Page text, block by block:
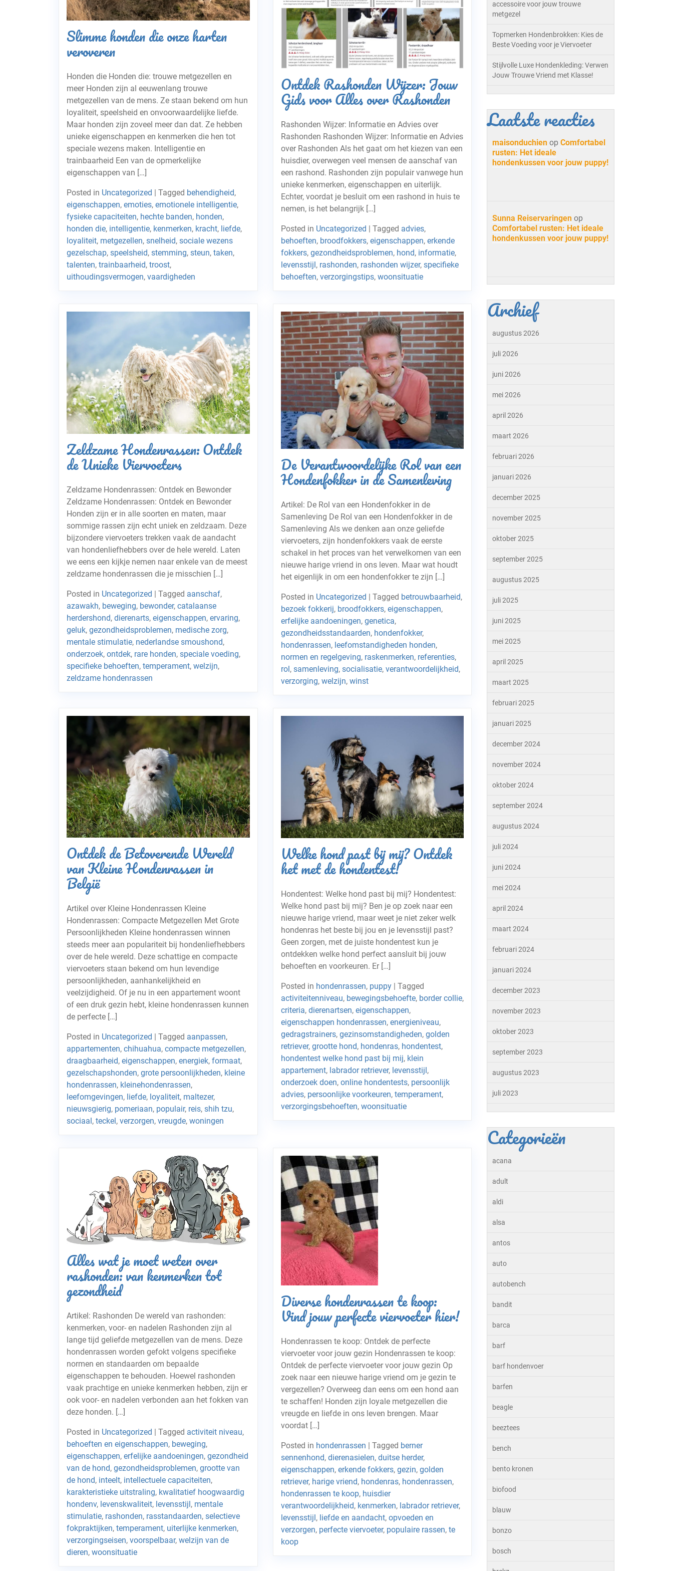
Slimme honden die onze harten
veroveren
Honden die Honden die: trouwe metgezellen en
meer Honden zijn al eeuwenlang trouwe
metgezellen van de mens. Ze staan bekend om hun
loyaliteit, speelsheid en onvoorwaardelijke liefde.
Maar honden zijn zoveel meer dan dat. Ze hebben
unieke eigenschappen en kenmerken die hen tot
speciale wezens maken. Intelligentie en
trainbaarheid Een van de opmerkelijke
eigenschappen van […]
Posted in Uncategorized | Tagged behendigheid,
eigenschappen, emoties, emotionele intelligentie,
fysieke capaciteiten, hechte banden, honden,
honden die, intelligentie, kenmerken, kracht, liefde,
loyaliteit, metgezellen, snelheid, sociale wezens
gezelschap, speelsheid, stemming, steun, taken,
talenten, trainbaarheid, troost,
uithoudingsvermogen, vaardigheden
Ontdek Rashonden Wijzer: Jouw
Gids voor Alles over Rashonden
Rashonden Wijzer: Informatie en Advies over
Rashonden Rashonden Wijzer: Informatie en Advies
over Rashonden Als het gaat om het kiezen van een
huisdier, overwegen veel mensen de aanschaf van
een rashond. Rashonden zijn populair vanwege hun
unieke kenmerken, eigenschappen en uiterlijk.
Echter, voordat je besluit om een rashond in huis te
nemen, is het belangrijk […]
Posted in Uncategorized | Tagged advies,
behoeften, broodfokkers, eigenschappen, erkende
fokkers, gezondheidsproblemen, hond, informatie,
levensstijl, rashonden, rashonden wijzer, specifieke
behoeften, verzorgingstips, woonsituatie
Zeldzame Hondenrassen: Ontdek
de Unieke Viervoeters
Zeldzame Hondenrassen: Ontdek en Bewonder
Zeldzame Hondenrassen: Ontdek en Bewonder
Honden zijn er in alle soorten en maten, maar
sommige rassen zijn echt uniek en zeldzaam. Deze
bijzondere viervoeters trekken vaak de aandacht
van hondenliefhebbers over de hele wereld. Laten
we eens een kijkje nemen naar enkele van de meest
zeldzame hondenrassen die je misschien […]
Posted in Uncategorized | Tagged aanschaf,
azawakh, beweging, bewonder, catalaanse
herdershond, dierenarts, eigenschappen, ervaring,
geluk, gezondheidsproblemen, medische zorg,
mentale stimulatie, nederlandse smoushond,
onderzoek, ontdek, rare honden, speciale voeding,
specifieke behoeften, temperament, welzijn,
zeldzame hondenrassen
De Verantwoordelijke Rol van een
Hondenfokker in de Samenleving
Artikel: De Rol van een Hondenfokker in de
Samenleving De Rol van een Hondenfokker in de
Samenleving Als we denken aan onze geliefde
viervoeters, zijn hondenfokkers vaak de eerste
schakel in het proces van het verwelkomen van een
nieuwe harige vriend in ons leven. Maar wat houdt
het eigenlijk in om een hondenfokker te zijn […]
Posted in Uncategorized | Tagged betrouwbaarheid,
bezoek fokkerij, broodfokkers, eigenschappen,
erfelijke aandoeningen, genetica,
gezondheidsstandaarden, hondenfokker,
hondenrassen, leefomstandigheden honden,
normen en regelgeving, raskenmerken, referenties,
rol, samenleving, socialisatie, verantwoordelijkheid,
verzorging, welzijn, winst
Ontdek de Betoverende Wereld
van Kleine Hondenrassen in
België
Artikel over Kleine Hondenrassen Kleine
Hondenrassen: Compacte Metgezellen Met Grote
Persoonlijkheden Kleine hondenrassen winnen
steeds meer aan populariteit bij hondenliefhebbers
over de hele wereld. Deze schattige en compacte
viervoeters staan bekend om hun levendige
persoonlijkheden, aanhankelijkheid en
veelzijdigheid. Of je nu in een appartement woont
of een druk gezin hebt, kleine hondenrassen kunnen
de perfecte […]
Posted in Uncategorized | Tagged aanpassen,
appartementen, chihuahua, compacte metgezellen,
draagbaarheid, eigenschappen, energiek, formaat,
gezelschapshonden, grote persoonlijkheden, kleine
hondenrassen, kleinehondenrassen,
leefomgevingen, liefde, loyaliteit, maltezer,
nieuwsgierig, pomeriaan, populair, reis, shih tzu,
sociaal, teckel, verzorgen, vreugde, woningen
Welke hond past bij mij? Ontdek
het met de hondentest!
Hondentest: Welke hond past bij mij? Hondentest:
Welke hond past bij mij? Ben je op zoek naar een
nieuwe harige vriend, maar weet je niet zeker welk
hondenras het beste bij jou en je levensstijl past?
Geen zorgen, met de juiste hondentest kun je
ontdekken welke hond perfect aansluit bij jouw
behoeften en voorkeuren. Er […]
Posted in hondenrassen, puppy| Tagged
activiteitenniveau, bewegingsbehoefte, border collie,
criteria, dierenartsen, eigenschappen,
eigenschappen hondenrassen, energieniveau,
gedragstrainers, gezinsomstandigheden, golden
retriever, grootte hond, hondenras, hondentest,
hondentest welke hond past bij mij, klein
appartement, labrador retriever, levensstijl,
onderzoek doen, online hondentests, persoonlijk
advies, persoonlijke voorkeuren, temperament,
verzorgingsbehoeften, woonsituatie
Alles wat je moet weten over
rashonden: van kenmerken tot
gezondheid
Artikel: Rashonden De wereld van rashonden:
kenmerken, voor- en nadelen Rashonden zijn al
lange tijd geliefde metgezellen van de mens. Deze
hondenrassen worden gefokt volgens specifieke
normen en standaarden om bepaalde
eigenschappen te behouden. Hoewel rashonden
vaak prachtige en unieke kenmerken hebben, zijn er
ook voor- en nadelen verbonden aan het fokken van
deze honden. […]
Posted in Uncategorized Tagged activiteit niveau,
behoeften en eigenschappen, beweging,
eigenschappen, erfelijke aandoeningen, gezondheid
van de hond, gezondheidsproblemen, grootte van
de hond, inteelt, intellectuele capaciteiten,
karakteristieke uitstraling, kwalitatief hoogwaardig
hondenv, levenskwaliteit, levensstijl , mentale
stimulatie, rashonden, rasstandaarden, selectieve
fokpraktijken, temperament, uiterlijke kenmerken,
verzorgingseisen, voorspelbaar, welzijn van de
dieren, woonsituatie
Diverse hondenrassen te koop:
Vind jouw perfecte viervoeter hier!
Hondenrassen te koop: Ontdek de perfecte
viervoeter voor jouw gezin Hondenrassen te koop:
Ontdek de perfecte viervoeter voor jouw gezin Op
zoek naar een nieuwe harige vriend om je gezin te
vergezellen? Overweeg dan eens om een hond aan
te schaffen! Honden zijn loyale metgezellen die
vreugde en liefde in ons leven brengen. Maar
voordat […]
Posted in hondenrassen | Tagged berner
sennenhond, dierenasielen, duitse herder,
eigenschappen, erkende fokkers, gezin, golden
retriever, harige vriend, hondenras, hondenrassen,
hondenrassen te koop, huisdier
verantwoordelijkheid, kenmerken, labrador retriever,
levensstijl, liefde en aandacht, opvoeden en
verzorgen, perfecte viervoeter, populaire rassen, te
koop
accessoire voor jouw trouwe
metgezel
Topmerken Hondenbrokken: Kies de
Beste Voeding voor je Viervoeter
Stijlvolle Luxe Hondenkleding: Verwen
Jouw Trouwe Vriend met Klasse!
Laatste reacties
maisonduchien op Comfortabel
rusten: Het ideale
hondenkussen voor jouw puppy!
Sunna Reiservaringen op
Comfortabel rusten: Het ideale
hondenkussen voor jouw puppy!
Archief
augustus 2026
juli 2026
juni 2026
mei 2026
april 2026
maart 2026
februari 2026
januari 2026
december 2025
november 2025
oktober 2025
september 2025
augustus 2025
juli 2025
juni 2025
mei 2025
april 2025
maart 2025
februari 2025
januari 2025
december 2024
november 2024
oktober 2024
september 2024
augustus 2024
juli 2024
juni 2024
mei 2024
april 2024
maart 2024
februari 2024
januari 2024
december 2023
november 2023
oktober 2023
september 2023
augustus 2023
juli 2023
Categorieën
acana
adult
aldi
alsa
antos
auto
autobench
bandit
barca
barf
barf hondenvoer
barfen
beagle
beeztees
bench
bento kronen
biofood
blauw
bonzo
bosch